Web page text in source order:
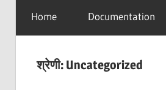
Home Documentation
श्रेणी: Uncategorized